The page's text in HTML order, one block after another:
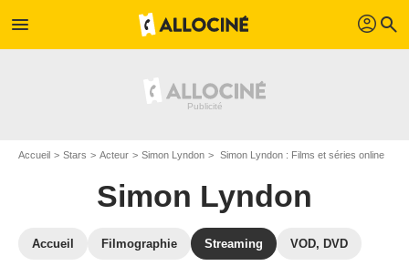
menu profil search
Accueil Stars Acteur Simon Lyndon Simon Lyndon : Films et séries online
Simon Lyndon
Accueil Filmographie Streaming VOD, DVD